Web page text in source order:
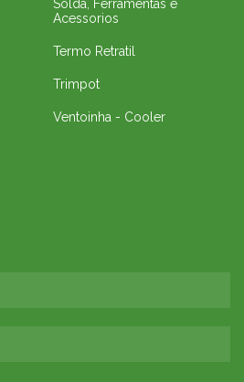
Solda, Ferramentas e
Acessorios
Termo Retratil
Trimpot
Ventoinha - Cooler